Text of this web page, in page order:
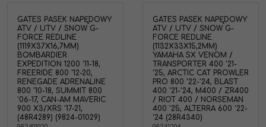
CAT
Typ Pojazdu
Śnieżny
Kategoria
napędowe SNOW
Szerokość: 36mm
Długość:
Odpowiednik
40G4683,DAYCO
XTX5014,DAYCO
XTX5017,EPI SN705
Odpowiednik OEM: Arctic
GATES PASEK NAPĘDOWY
ATV / UTV / SNOW G-
FORCE REDLINE
(1119X37X16,7MM)
BOMBARDIER
EXPEDITION 1200 '11-18,
FREERIDE 800 '12-20,
RENEGADE ADRENALINE
800 '10-18, SUMMIT 800
'06-17, CAN-AM MAVERIC
900 X3/XRS '17-21,
(48R4289) (9824-01029)
GATES PASEK NAPĘDOWY
ATV / UTV / SNOW G-
FORCE REDLINE
(1132X33X15,2MM)
YAMAHA SX VENOM /
TRANSPORTER 400 '21-
'25, ARCTIC CAT PROWLER
PRO 800 '22-'24, BLAST
400 '21-'24, M400 / ZR400
/ RIOT 400 / NORSEMAN
400 '25, ALTERRA 600 '22-
'24 (28R4340)